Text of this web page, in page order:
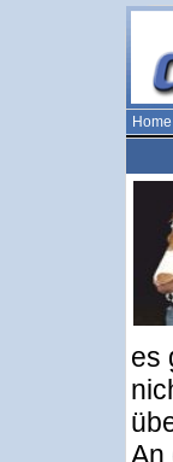
Home
es
An